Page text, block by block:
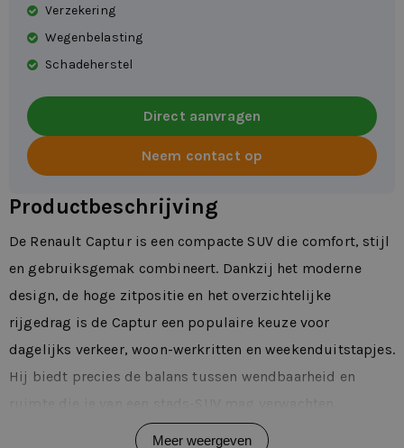
Verzekering
Wegenbelasting
Schadeherstel
Direct aanvragen
Neem contact op
Productbeschrijving
De Renault Captur is een compacte SUV die comfort, stijl
en gebruiksgemak combineert. Dankzij het moderne
design, de hoge zitpositie en het overzichtelijke
rijgedrag is de Captur een populaire keuze voor
dagelijks verkeer, woon-werkritten en weekenduitstapjes.
Hij biedt precies de balans tussen wendbaarheid en
Comfortabel rijden, waar je ook gaat
Meer weergeven